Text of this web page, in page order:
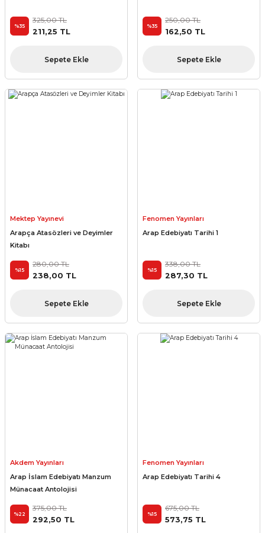
%35
325,00 TL
211,25 TL
Sepete Ekle
%35
250,00 TL
162,50 TL
Sepete Ekle
Mektep Yayınevi
Arapça Atasözleri ve Deyimler
Kitabı
%15
280,00 TL
238,00 TL
Sepete Ekle
Fenomen Yayınları
Arap Edebiyatı Tarihi 1
%15
338,00 TL
287,30 TL
Sepete Ekle
Akdem Yayınları
Arap İslam Edebiyatı Manzum
Münacaat Antolojisi
%22
375,00 TL
292,50 TL
Fenomen Yayınları
Arap Edebiyatı Tarihi 4
%15
675,00 TL
573,75 TL